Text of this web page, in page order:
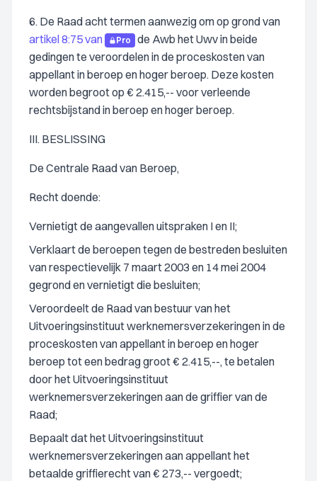
6. De Raad acht termen aanwezig om op grond van
artikel 8:75 van
Pro
de Awb het Uwv in beide
gedingen te veroordelen in de proceskosten van
appellant in beroep en hoger beroep. Deze kosten
worden begroot op € 2.415,-- voor verleende
rechtsbijstand in beroep en hoger beroep.
III. BESLISSING
De Centrale Raad van Beroep,
Recht doende:
Vernietigt de aangevallen uitspraken I en II;
Verklaart de beroepen tegen de bestreden besluiten
van respectievelijk 7 maart 2003 en 14 mei 2004
gegrond en vernietigt die besluiten;
Veroordeelt de Raad van bestuur van het
Uitvoeringsinstituut werknemersverzekeringen in de
proceskosten van appellant in beroep en hoger
beroep tot een bedrag groot € 2.415,--, te betalen
door het Uitvoeringsinstituut
werknemersverzekeringen aan de griffier van de
Raad;
Bepaalt dat het Uitvoeringsinstituut
werknemersverzekeringen aan appellant het
betaalde griffierecht van € 273,-- vergoedt;